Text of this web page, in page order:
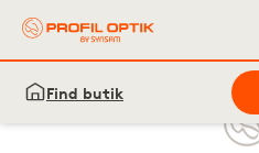
Find butik